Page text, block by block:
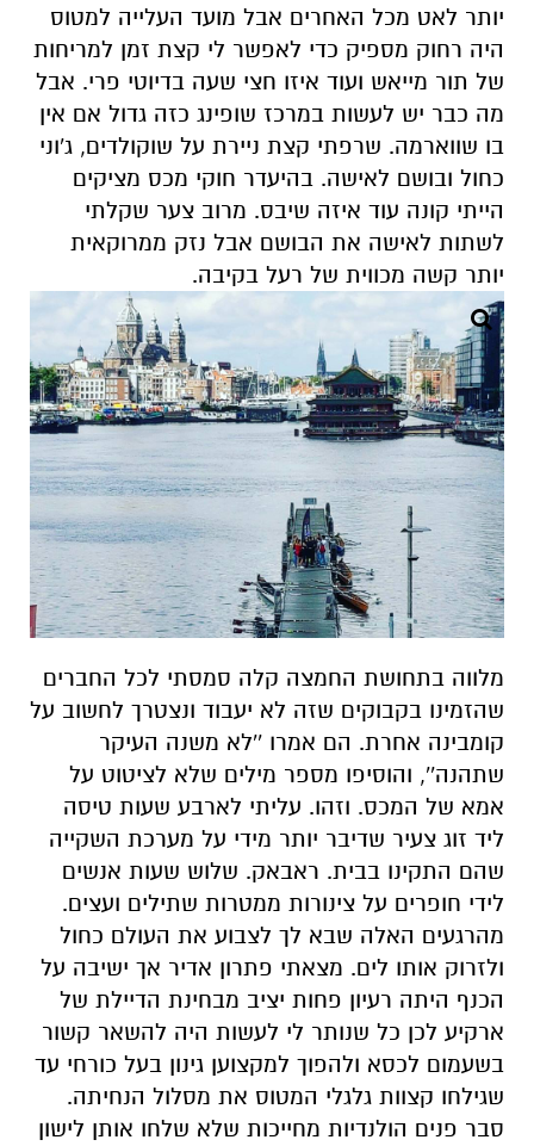
יותר לאט מכל האחרים אבל מועד העלייה למטוס
היה רחוק מספיק כדי לאפשר לי קצת זמן למריחות
של תור מייאש ועוד איזו חצי שעה בדיוטי פרי. אבל
מה כבר יש לעשות במרכז שופינג כזה גדול אם אין
בו שווארמה. שרפתי קצת ניירת על שוקולדים, ג'וני
כחול ובושם לאישה. בהיעדר חוקי מכס מציקים
הייתי קונה עוד איזה שיבס. מרוב צער שקלתי
לשתות לאישה את הבושם אבל נזק ממרוקאית
יותר קשה מכווית של רעל בקיבה.
מלווה בתחושת החמצה קלה סמסתי לכל החברים
שהזמינו בקבוקים שזה לא יעבוד ונצטרך לחשוב על
קומבינה אחרת. הם אמרו ''לא משנה העיקר
שתהנה'', והוסיפו מספר מילים שלא לציטוט על
אמא של המכס. וזהו. עליתי לארבע שעות טיסה
ליד זוג צעיר שדיבר יותר מידי על מערכת השקייה
שהם התקינו בבית. ראבאק. שלוש שעות אנשים
לידי חופרים על צינורות ממטרות שתילים ועצים.
מהרגעים האלה שבא לך לצבוע את העולם כחול
ולזרוק אותו לים. מצאתי פתרון אדיר אך ישיבה על
הכנף היתה רעיון פחות יציב מבחינת הדיילת של
ארקיע לכן כל שנותר לי לעשות היה להשאר קשור
בשעמום לכסא ולהפוך למקצוען גינון בעל כורחי עד
שגילחו קצוות גלגלי המטוס את מסלול הנחיתה.
סבר פנים הולנדיות מחייכות שלא שלחו אותן לישון